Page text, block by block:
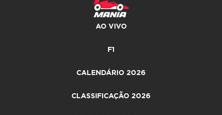
AO VIVO
F1
CALENDÁRIO 2026
CLASSIFICAÇÃO 2026